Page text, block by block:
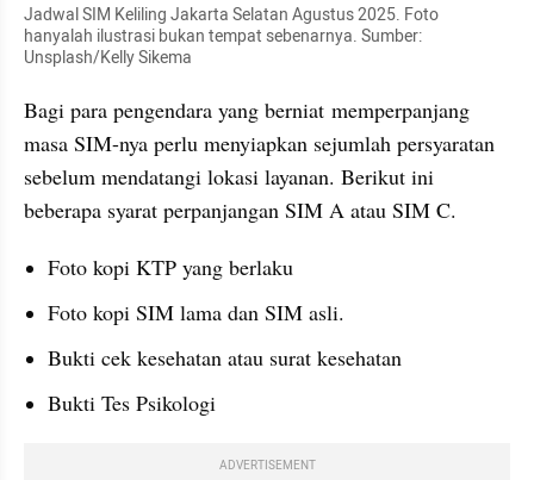
Jadwal SIM Keliling Jakarta Selatan Agustus 2025. Foto
hanyalah ilustrasi bukan tempat sebenarnya. Sumber:
Unsplash/Kelly Sikema
Bagi para pengendara yang berniat memperpanjang
masa SIM-nya perlu menyiapkan sejumlah persyaratan
sebelum mendatangi lokasi layanan. Berikut ini
beberapa syarat perpanjangan SIM A atau SIM C.
Foto kopi KTP yang berlaku
Foto kopi SIM lama dan SIM asli.
Bukti cek kesehatan atau surat kesehatan
Bukti Tes Psikologi
ADVERTISEMENT